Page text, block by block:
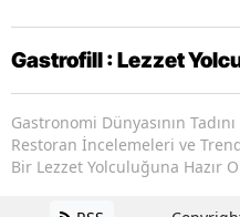
Gastrofill : Lezzet
Gastronomi Dünyasının
Restoran İncelemeleri ve
Bir Lezzet Yolculuğuna Hazır